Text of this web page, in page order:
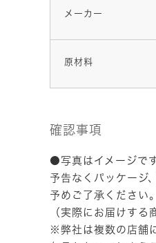
メーカー
原材料
確認事項
●写真はイメージです
予告なくパッケージ
予めご了承ください。
（実際にお届けする
※弊社は複数の店舗